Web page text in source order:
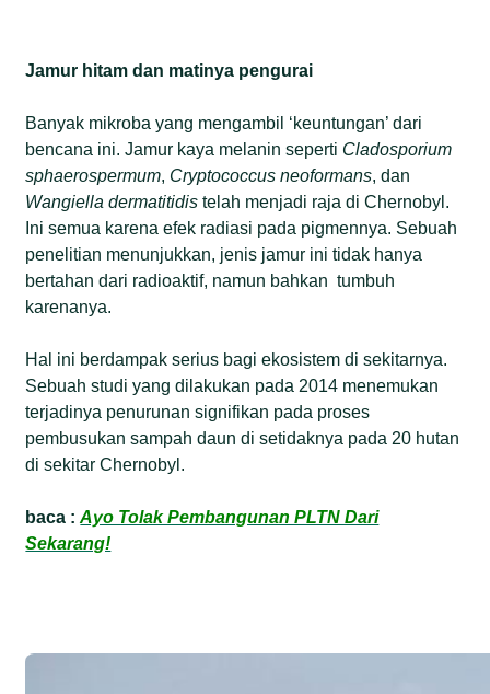
Jamur hitam dan matinya pengurai
Banyak mikroba yang mengambil ‘keuntungan’ dari
bencana ini. Jamur kaya melanin seperti Cladosporium
sphaerospermum, Cryptococcus neoformans, dan
Wangiella dermatitidis telah menjadi raja di Chernobyl.
Ini semua karena efek radiasi pada pigmennya. Sebuah
penelitian menunjukkan, jenis jamur ini tidak hanya
bertahan dari radioaktif, namun bahkan tumbuh
karenanya.
Hal ini berdampak serius bagi ekosistem di sekitarnya.
Sebuah studi yang dilakukan pada 2014 menemukan
terjadinya penurunan signifikan pada proses
pembusukan sampah daun di setidaknya pada 20 hutan
di sekitar Chernobyl.
baca :Ayo Tolak Pembangunan PLTN Dari
Sekarang!